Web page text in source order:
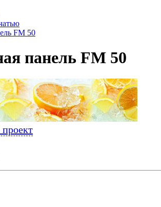
FM 50
панель FM 50